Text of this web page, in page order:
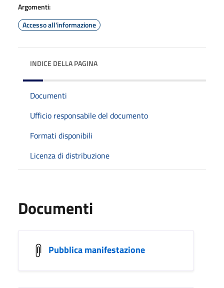
Argomenti:
Accesso all'informazione
INDICE DELLA PAGINA
Documenti
Ufficio responsabile del documento
Formati disponibili
Licenza di distribuzione
Documenti
Pubblica manifestazione